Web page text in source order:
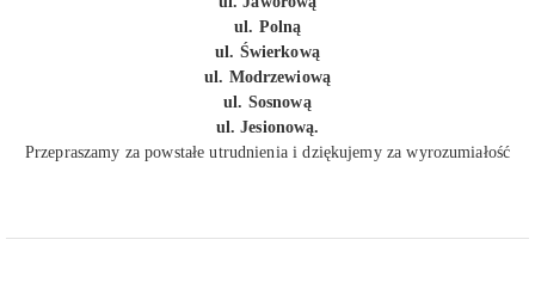
ul. Polną
ul. Świerkową
ul. Modrzewiową
ul. Sosnową
ul. Jesionową.
Przepraszamy za powstałe utrudnienia i dziękujemy za wyrozumiałość